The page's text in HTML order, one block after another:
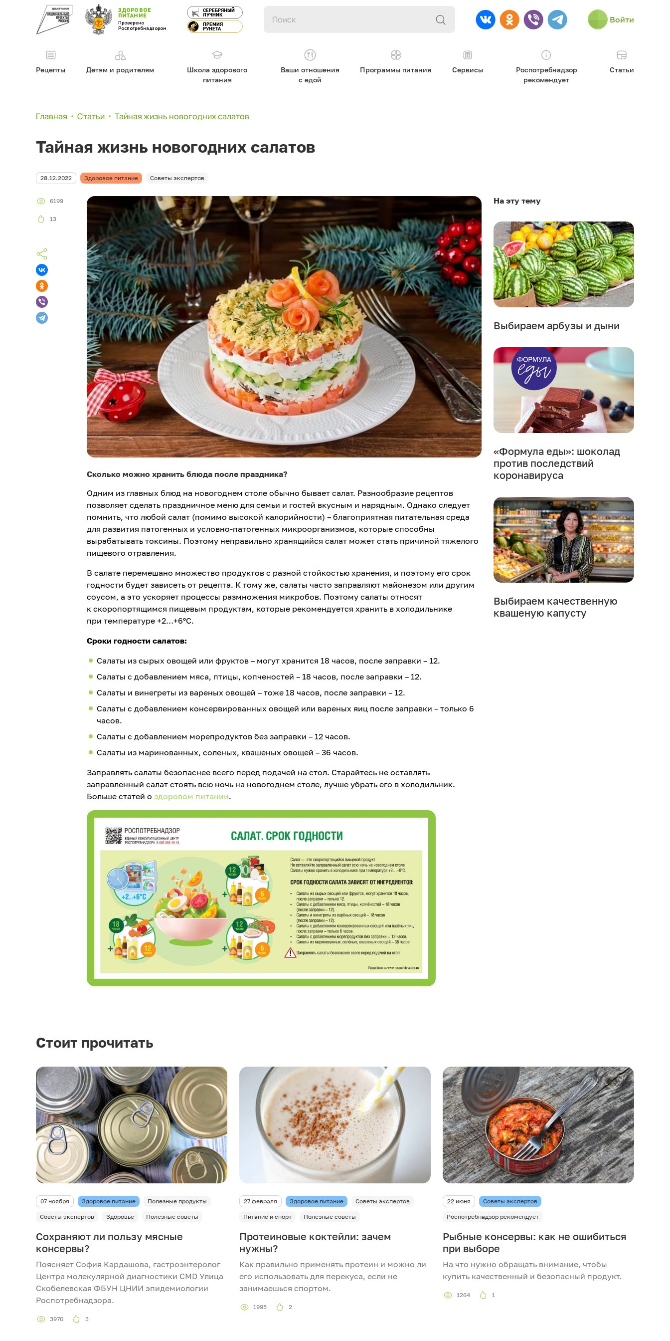
ЗДОРОВОЕ
ПИТАНИЕ
Проверено
Роспотребнадзором
СЕРЕБРЯНЫЙ
ЛУЧНИК
ПРЕМИЯ
РУНЕТА
Войти
Рецепты Детям и родителям
Школа здорового
питания
Ваши отношения
с едой
Программы питания Сервисы
Роспотребнадзор
рекомендует
Статьи
Главная Статьи Тайная жизнь новогодних салатов
Тайная жизнь новогодних салатов
28.12.2022 Здоровое питание Советы экспертов
6199
13
Сколько можно хранить блюда после праздника?
Одним из главных блюд на новогоднем столе обычно бывает салат. Разнообразие рецептов
позволяет сделать праздничное меню для семьи и гостей вкусным и нарядным. Однако следует
помнить, что любой салат (помимо высокой калорийности) – благоприятная питательная среда
для развития патогенных и условно-патогенных микроорганизмов, которые способны
вырабатывать токсины. Поэтому неправильно хранящийся салат может стать причиной тяжелого
пищевого отравления.
В салате перемешано множество продуктов с разной стойкостью хранения, и поэтому его срок
годности будет зависеть от рецепта. К тому же, салаты часто заправляют майонезом или другим
соусом, а это ускоряет процессы размножения микробов. Поэтому салаты относят
к скоропортящимся пищевым продуктам, которые рекомендуется хранить в холодильнике
при температуре +2…+6ºС.
Сроки годности салатов:
Салаты из сырых овощей или фруктов – могут хранится 18 часов, после заправки – 12.
Салаты с добавлением мяса, птицы, копченостей – 18 часов, после заправки – 12.
Салаты и винегреты из вареных овощей – тоже 18 часов, после заправки – 12.
Салаты с добавлением консервированных овощей или вареных яиц после заправки – только 6
часов.
Салаты с добавлением морепродуктов без заправки – 12 часов.
Салаты из маринованных, соленых, квашеных овощей – 36 часов.
Заправлять салаты безопаснее всего перед подачей на стол. Старайтесь не оставлять
заправленный салат стоять всю ночь на новогоднем столе, лучше убрать его в холодильник.
Больше статей о здоровом питании.
На эту тему
Выбираем арбузы и дыни
«Формула еды»: шоколад
против последствий
коронавируса
Выбираем качественную
квашеную капусту
Стоит прочитать
07 ноября Здоровое питание Полезные продукты
Советы экспертов Здоровье Полезные советы
Сохраняют ли пользу мясные
консервы?
Поясняет София Кардашова, гастроэнтеролог
Центра молекулярной диагностики CMD Улица
Скобелевская ФБУН ЦНИИ эпидемиологии
Роспотребнадзора.
3970 3
27 февраля Здоровое питание Советы экспертов
Питание и спорт Полезные советы
Протеиновые коктейли: зачем
нужны?
Как правильно применять протеин и можно ли
его использовать для перекуса, если не
занимаешься спортом.
1995 2
22 июня Советы экспертов
Роспотребнадзор рекомендует
Рыбные консервы: как не ошибиться
при выборе
На что нужно обращать внимание, чтобы
купить качественный и безопасный продукт.
1264 1